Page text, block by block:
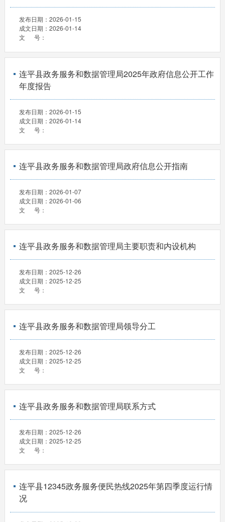
发布日期： 2026-01-15
成文日期： 2026-01-14
文 号：
连平县政务服务和数据管理局2025年政府信息公开工作
年度报告
发布日期： 2026-01-15
成文日期： 2026-01-14
文 号：
连平县政务服务和数据管理局政府信息公开指南
发布日期： 2026-01-07
成文日期： 2026-01-06
文 号：
连平县政务服务和数据管理局主要职责和内设机构
发布日期： 2025-12-26
成文日期： 2025-12-25
文 号：
连平县政务服务和数据管理局领导分工
发布日期： 2025-12-26
成文日期： 2025-12-25
文 号：
连平县政务服务和数据管理局联系方式
发布日期： 2025-12-26
成文日期： 2025-12-25
文 号：
连平县12345政务服务便民热线2025年第四季度运行情
况